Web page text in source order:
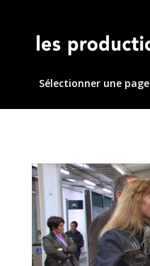
Sélectionner une page